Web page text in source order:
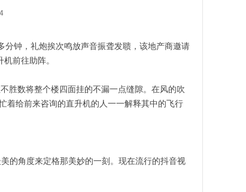
分钟，礼炮挨次鸣放声音振聋发聩，该地产商邀请
前往助阵。
胜数将整个楼四面挂的不漏一点缝隙。在风的吹
着给前来咨询的直升机的人一一解释其中的飞行
的角度来定格那美妙的一刻。现在流行的抖音视